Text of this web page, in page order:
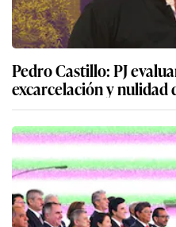
Pedro Castillo: PJ
excarcelación